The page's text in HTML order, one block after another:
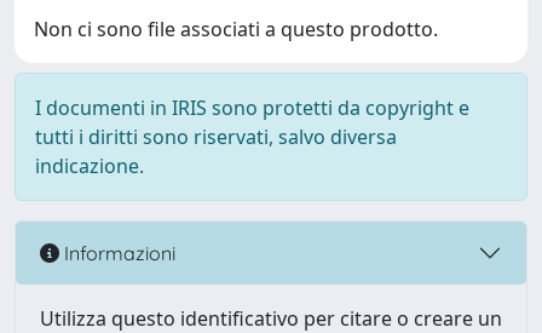
Non ci sono file associati a questo prodotto.
I documenti in IRIS sono protetti da copyright e
tutti i diritti sono riservati, salvo diversa
indicazione.
Informazioni
Utilizza questo identificativo per citare o creare un